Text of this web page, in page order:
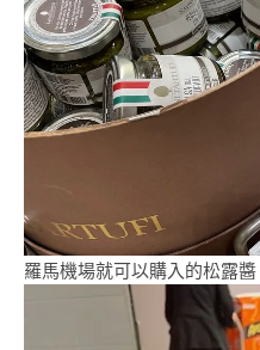
羅馬機場就可以購入的松露醬